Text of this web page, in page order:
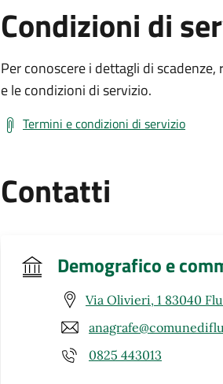
Condizioni di
Per conoscere i dettagli di
e le condizioni di servizio.
Termini e condizioni di servizio
Contatti
Demografico e
Via Olivieri, 1 83040
0825 443013